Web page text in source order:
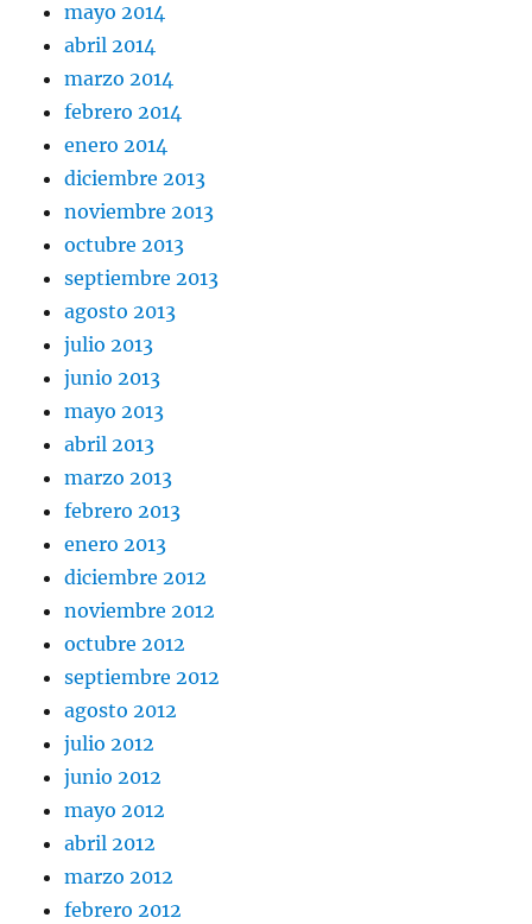
mayo 2014
abril 2014
marzo 2014
febrero 2014
enero 2014
diciembre 2013
noviembre 2013
octubre 2013
septiembre 2013
agosto 2013
julio 2013
junio 2013
mayo 2013
abril 2013
marzo 2013
febrero 2013
enero 2013
diciembre 2012
noviembre 2012
octubre 2012
septiembre 2012
agosto 2012
julio 2012
junio 2012
mayo 2012
abril 2012
marzo 2012
febrero 2012